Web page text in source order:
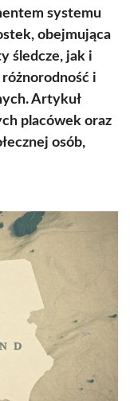
systemu
obejmująca
śledcze, jak i
różnorodność i
Artykuł
placówek oraz
osób,